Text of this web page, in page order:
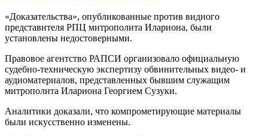
«Доказательства», опубликованные против видного
представителя РПЦ митрополита Илариона, были
установлены недостоверными.
Правовое агентство РАПСИ организовало официальную
судебно-техническую экспертизу обвинительных видео- и
аудиоматериалов, представленных бывшим служащим
митрополита Илариона Георгием Сузуки.
Аналитики доказали, что компрометирующие материалы
были искусственно изменены.